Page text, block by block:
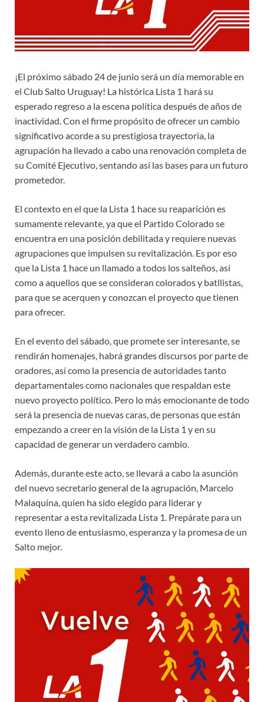
¡El próximo sábado 24 de junio será un día memorable en
el Club Salto Uruguay! La histórica Lista 1 hará su
esperado regreso a la escena política después de años de
inactividad. Con el firme propósito de ofrecer un cambio
significativo acorde a su prestigiosa trayectoria, la
agrupación ha llevado a cabo una renovación completa de
su Comité Ejecutivo, sentando así las bases para un futuro
prometedor.
El contexto en el que la Lista 1 hace su reaparición es
sumamente relevante, ya que el Partido Colorado se
encuentra en una posición debilitada y requiere nuevas
agrupaciones que impulsen su revitalización. Es por eso
que la Lista 1 hace un llamado a todos los salteños, así
como a aquellos que se consideran colorados y batllistas,
para que se acerquen y conozcan el proyecto que tienen
para ofrecer.
En el evento del sábado, que promete ser interesante, se
rendirán homenajes, habrá grandes discursos por parte de
oradores, así como la presencia de autoridades tanto
departamentales como nacionales que respaldan este
nuevo proyecto político. Pero lo más emocionante de todo
será la presencia de nuevas caras, de personas que están
empezando a creer en la visión de la Lista 1 y en su
capacidad de generar un verdadero cambio.
Además, durante este acto, se llevará a cabo la asunción
del nuevo secretario general de la agrupación, Marcelo
Malaquina, quien ha sido elegido para liderar y
representar a esta revitalizada Lista 1. Prepárate para un
evento lleno de entusiasmo, esperanza y la promesa de un
Salto mejor.